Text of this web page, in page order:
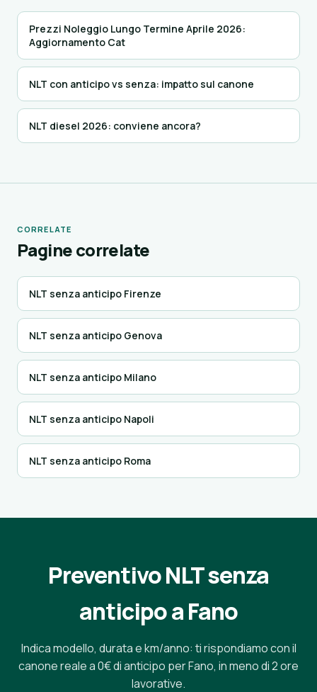
Prezzi Noleggio Lungo Termine Aprile 2026:
Aggiornamento Cat
NLT con anticipo vs senza: impatto sul canone
NLT diesel 2026: conviene ancora?
CORRELATE
Pagine correlate
NLT senza anticipo Firenze
NLT senza anticipo Genova
NLT senza anticipo Milano
NLT senza anticipo Napoli
NLT senza anticipo Roma
Preventivo NLT senza
anticipo a Fano
Indica modello, durata e km/anno: ti rispondiamo con il
canone reale a 0€ di anticipo per Fano, in meno di 2 ore
lavorative.